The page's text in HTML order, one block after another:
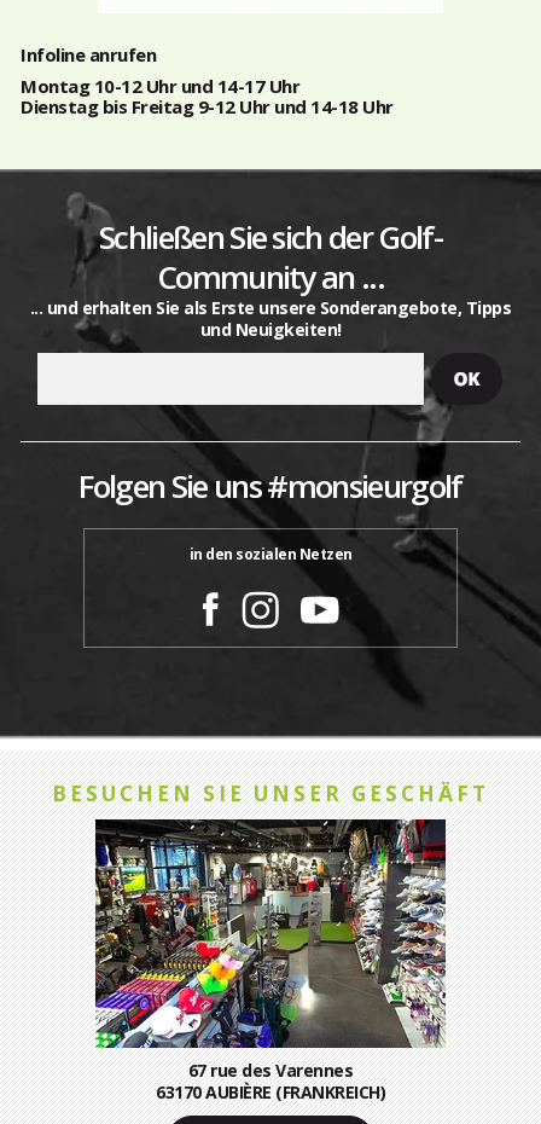
Infoline anrufen
Montag 10-12 Uhr und 14-17 Uhr
Dienstag bis Freitag 9-12 Uhr und 14-18 Uhr
Schließen Sie sich der Golf-
Community an ...
... und erhalten Sie als Erste unsere Sonderangebote, Tipps
und Neuigkeiten!
Folgen Sie uns #monsieurgolf
in den sozialen Netzen
BESUCHEN SIE UNSER GESCHÄFT
67 rue des Varennes
63170 AUBIÈRE (FRANKREICH)